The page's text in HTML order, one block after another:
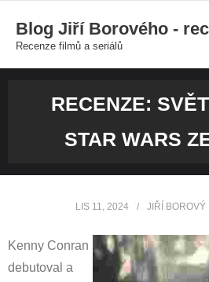
content
Blog Jiří Borového -
Recenze filmů a seriálů
RECENZE:
STAR WARS
LIS 11, 2024 JIŘÍ BOROVÝ
Kenny Conran
debutoval a